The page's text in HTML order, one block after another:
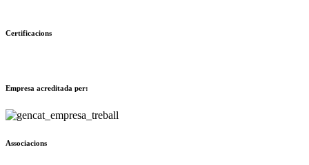
Certificacions
Empresa acreditada per:
Associacions